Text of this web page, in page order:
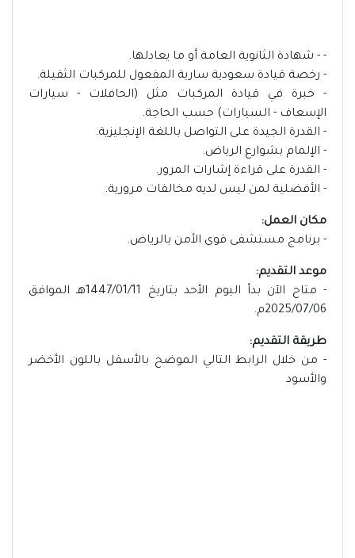
- - شهادة الثانوية العامة أو ما يعادلها.
- رخصة قيادة سعودية سارية المفعول للمركبات الثقيلة.
- خبرة في قيادة المركبات مثل (الحافلات - سيارات
الإسعاف - السيارات) حسب الحاجة.
- القدرة الجيدة على التواصل باللغة الإنجليزية.
- الإلمام بشوارع الرياض.
- القدرة على قراءة إشارات المرور.
- الأفضلية لمن ليس لديه مخالفات مرورية.
مكان العمل:
- برنامج مستشفى قوى الأمن بالرياض.
موعد التقديم:
- متاح الآن بدأ اليوم الأحد بتاريخ 1447/01/11هـ الموافق
2025/07/06م.
طريقة التقديم:
- من خلال الرابط التالي الموضح بالأسفل باللون الأخضر
والأسود